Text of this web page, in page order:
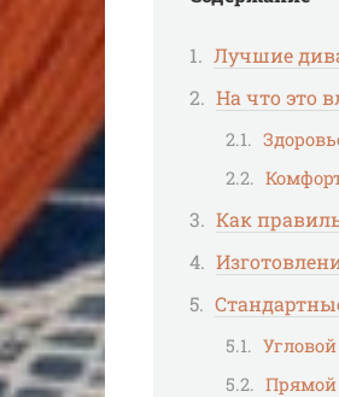
Лучшие
На что это
Как
Угловой
Прямой